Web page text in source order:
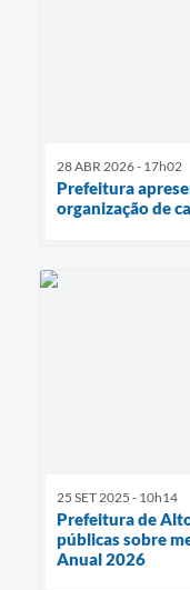
28 ABR 2026 - 17h02
Prefeitura
organização de
25 SET 2025 - 10h14
Prefeitura de
públicas sobre
Anual 2026